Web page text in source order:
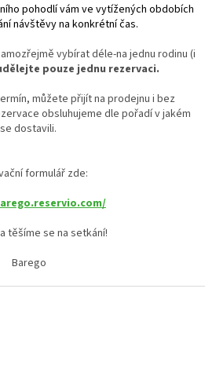
pohodlí vám ve vytížených obdobích
návštěvy na konkrétní čas.
vybírat déle-na jednu rodinu (i
pouze jednu rezervaci.
můžete přijít na prodejnu i bez
obsluhujeme dle pořadí v jakém
se dostavili.
formulář zde:
těšíme se na setkání!
Barego